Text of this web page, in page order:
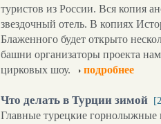
туристов из России. Вся копия
звездочный отель. В копиях
Блаженного будет открыто
башни организаторы проекта
цирковых шоу.
подробнее
Что делать в Турции зимой
Главные турецкие горнолыжные